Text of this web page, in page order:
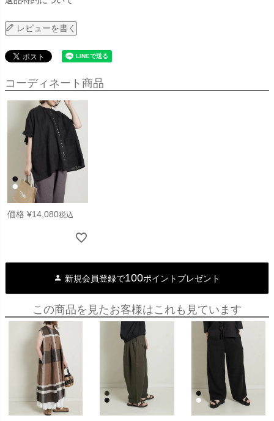
レビューを書く
コーディネート商品
価格 ¥14,080税込
新規会員登録で100ポイントプレゼント
この商品を見たお客様はこれも見ています